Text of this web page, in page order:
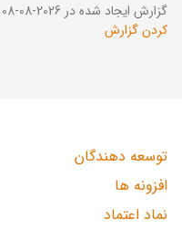
گزارش ایجاد شده در 2026-08-08 ساعت 18:53:05 (UTC +03:30).
کردن گزارش
توسعه دهندگان
افزونه ها
نماد اعتماد